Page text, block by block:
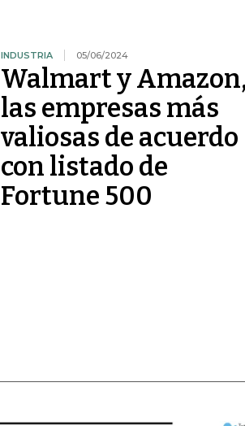
INDUSTRIA 05/06/2024
Walmart y
las empresas más
valiosas de acuerdo
con listado de
Fortune 500